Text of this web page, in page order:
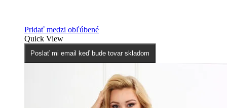
Pridať medzi obľúbené
Quick View
Poslať mi email keď bude tovar skladom